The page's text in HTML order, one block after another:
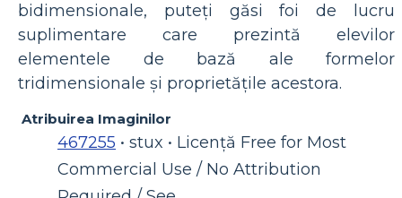
bidimensionale, puteți găsi foi de lucru
suplimentare care prezintă elevilor
elementele de bază ale formelor
tridimensionale și proprietățile acestora.
Atribuirea Imaginilor
467255 • stux • Licență Free for Most
Commercial Use / No Attribution